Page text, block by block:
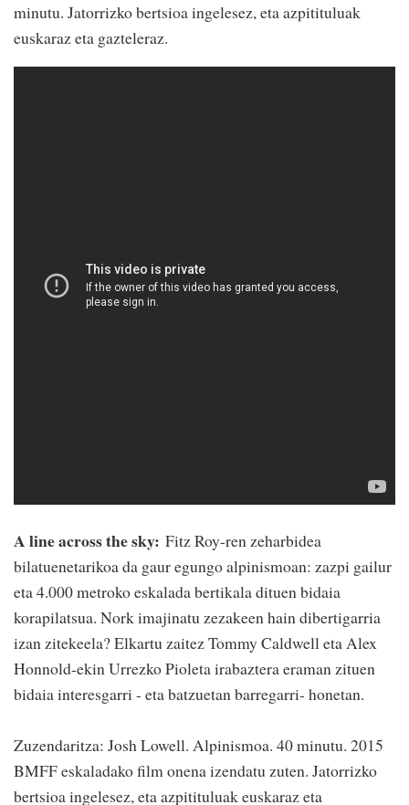
minutu. Jatorrizko bertsioa ingelesez, eta azpitituluak
euskaraz eta gazteleraz.
A line across the sky: Fitz Roy-ren zeharbidea
bilatuenetarikoa da gaur egungo alpinismoan: zazpi gailur
eta 4.000 metroko eskalada bertikala dituen bidaia
korapilatsua. Nork imajinatu zezakeen hain dibertigarria
izan zitekeela? Elkartu zaitez Tommy Caldwell eta Alex
Honnold-ekin Urrezko Pioleta irabaztera eraman zituen
bidaia interesgarri - eta batzuetan barregarri- honetan.
Zuzendaritza: Josh Lowell. Alpinismoa. 40 minutu. 2015
BMFF eskaladako film onena izendatu zuten. Jatorrizko
bertsioa ingelesez, eta azpitituluak euskaraz eta